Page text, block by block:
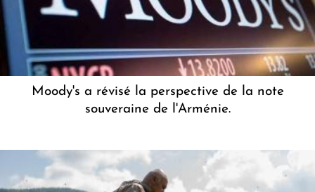
Moody's a révisé la perspective de la note
souveraine de l'Arménie.